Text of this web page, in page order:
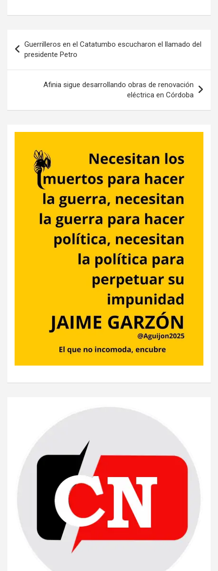
de
entradas
Guerrilleros en el Catatumbo escucharon el llamado del
presidente Petro
Afinia sigue desarrollando obras de renovación
eléctrica en Córdoba